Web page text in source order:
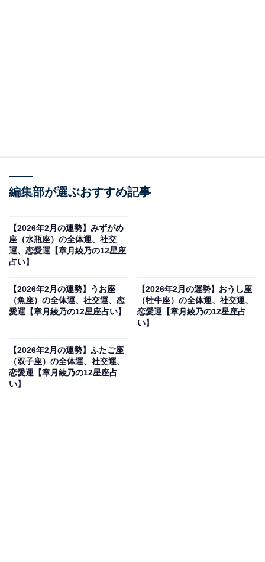
「ワガママ言わない」「だって、やりたいよ？」「仕方
ないな、じゃあ、どうすると実現するか一緒に考えよ
なあなたがタッグを組んでいくのです。なんだか楽しい
時間が始まる予感がしませんか？ ワクワクする方向へ、
夢を広げていきましょう。
そして、コツコツと努力を重ねていくのです。遠い道の
りのような気がしても、プロセスも楽しいはず。人生を
リスタートしていきましょう。
・社交運
人気が高まり、期待が集まります。誰かを喜ばせたり、
編集部が選ぶおすすめ記事
【2026年2月の運勢】みずがめ
座（水瓶座）の全体運、社交
運、恋愛運【章月綾乃の12星座
占い】
【2026年2月の運勢】うお座
（魚座）の全体運、社交運、恋
愛運【章月綾乃の12星座占い】
【2026年2月の運勢】おうし座
（牡牛座）の全体運、社交運、
恋愛運【章月綾乃の12星座占
い】
【2026年2月の運勢】ふたご座
（双子座）の全体運、社交運、
恋愛運【章月綾乃の12星座占
い】